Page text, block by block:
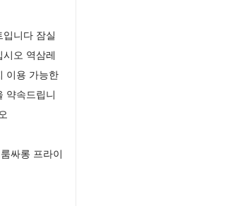
니다 잠실
오 역삼레
이용 가능한
약속드립니
싸롱 프라이